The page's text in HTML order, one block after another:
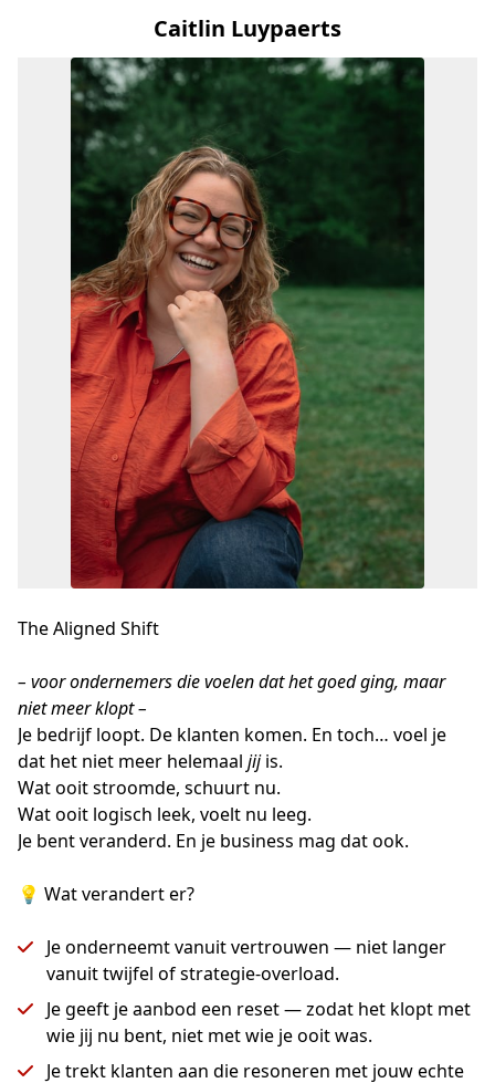
Caitlin Luypaerts
The Aligned Shift
– voor ondernemers die voelen dat het goed ging, maar
niet meer klopt –
Je bedrijf loopt. De klanten komen. En toch… voel je
dat het niet meer helemaal jij is.
Wat ooit stroomde, schuurt nu.
Wat ooit logisch leek, voelt nu leeg.
Je bent veranderd. En je business mag dat ook.
💡 Wat verandert er?
Je onderneemt vanuit vertrouwen — niet langer
vanuit twijfel of strategie-overload.
Je geeft je aanbod een reset — zodat het klopt met
wie jij nu bent, niet met wie je ooit was.
Je trekt klanten aan die resoneren met jouw echte